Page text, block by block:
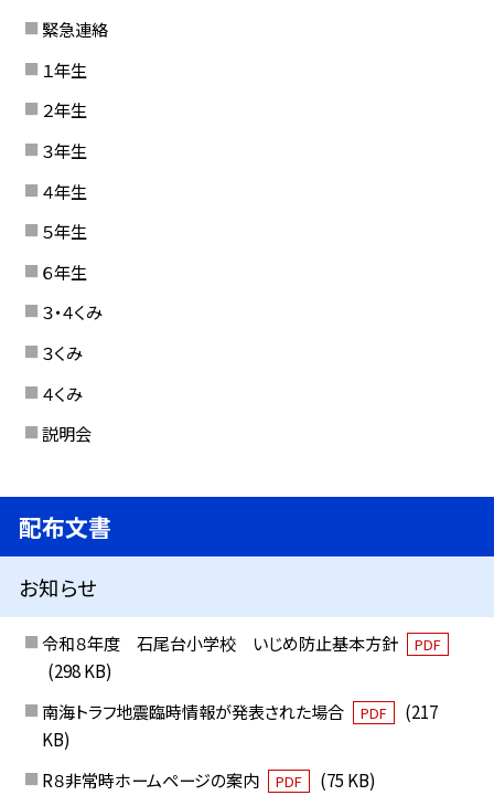
緊急連絡
１年生
２年生
３年生
４年生
５年生
６年生
３・４くみ
３くみ
４くみ
説明会
配布文書
お知らせ
令和８年度 石尾台小学校 いじめ防止基本方針 PDF
(298 KB)
南海トラフ地震臨時情報が発表された場合
PDF
(217
KB)
R８非常時ホームページの案内
PDF
(75 KB)